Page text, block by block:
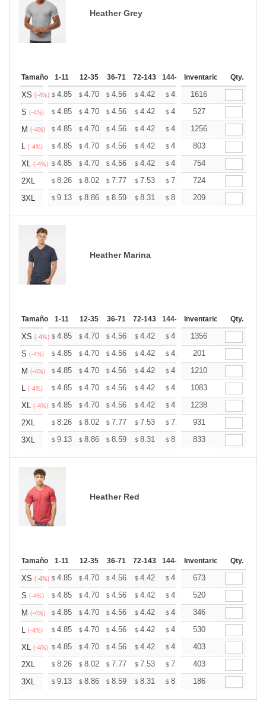
Heather Grey
Tamaño 1-11 12-35 36-71 72-143 144-287 288 + Mas
Inventario Qty.
XS (-4%) $ 4.85 $ 4.70 $ 4.56 $ 4.42 $ 4.27 $4.20
1616
S (-4%) $ 4.85 $ 4.70 $ 4.56 $ 4.42 $ 4.27 $4.20
527
M (-4%) $ 4.85 $ 4.70 $ 4.56 $ 4.42 $ 4.27 $4.20
1256
L (-4%) $ 4.85 $ 4.70 $ 4.56 $ 4.42 $ 4.27 $4.20
803
XL (-4%) $ 4.85 $ 4.70 $ 4.56 $ 4.42 $ 4.27 $4.20
754
2XL
$ 8.26 $ 8.02 $ 7.77 $ 7.53 $ 7.28 $7.16
724
3XL
$ 9.13 $ 8.86 $ 8.59 $ 8.31 $ 8.04 $7.91
209
Heather Marina
Tamaño 1-11 12-35 36-71 72-143 144-287 288 + Mas
Inventario Qty.
XS (-4%) $ 4.85 $ 4.70 $ 4.56 $ 4.42 $ 4.27 $4.20
1356
S (-4%) $ 4.85 $ 4.70 $ 4.56 $ 4.42 $ 4.27 $4.20
201
M (-4%) $ 4.85 $ 4.70 $ 4.56 $ 4.42 $ 4.27 $4.20
1210
L (-4%) $ 4.85 $ 4.70 $ 4.56 $ 4.42 $ 4.27 $4.20
1083
XL (-4%) $ 4.85 $ 4.70 $ 4.56 $ 4.42 $ 4.27 $4.20
1238
2XL
$ 8.26 $ 8.02 $ 7.77 $ 7.53 $ 7.28 $7.16
931
3XL
$ 9.13 $ 8.86 $ 8.59 $ 8.31 $ 8.04 $7.91
833
Heather Red
Tamaño 1-11 12-35 36-71 72-143 144-287 288 + Mas
Inventario Qty.
XS (-4%) $ 4.85 $ 4.70 $ 4.56 $ 4.42 $ 4.27 $4.20
673
S (-4%) $ 4.85 $ 4.70 $ 4.56 $ 4.42 $ 4.27 $4.20
520
M (-4%) $ 4.85 $ 4.70 $ 4.56 $ 4.42 $ 4.27 $4.20
346
L (-4%) $ 4.85 $ 4.70 $ 4.56 $ 4.42 $ 4.27 $4.20
530
XL (-4%) $ 4.85 $ 4.70 $ 4.56 $ 4.42 $ 4.27 $4.20
403
2XL
$ 8.26 $ 8.02 $ 7.77 $ 7.53 $ 7.28 $7.16
403
3XL
$ 9.13 $ 8.86 $ 8.59 $ 8.31 $ 8.04 $7.91
186